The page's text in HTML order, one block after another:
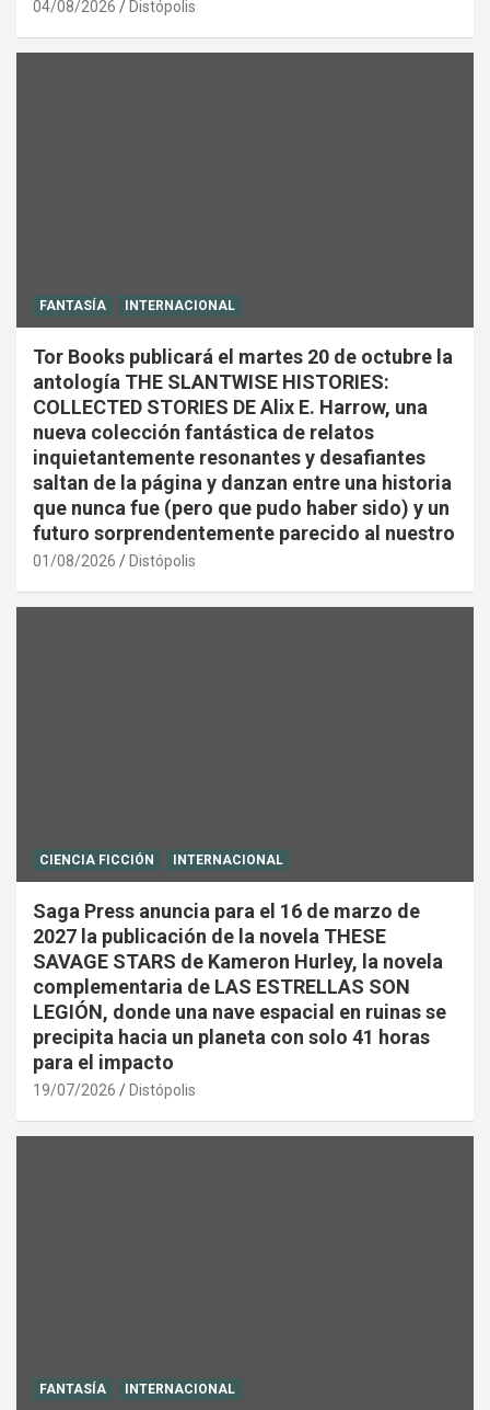
04/08/2026 Distópolis
FANTASÍA INTERNACIONAL
Tor Books publicará el martes 20 de octubre la
antología THE SLANTWISE HISTORIES:
COLLECTED STORIES DE Alix E. Harrow, una
nueva colección fantástica de relatos
inquietantemente resonantes y desafiantes
saltan de la página y danzan entre una historia
que nunca fue (pero que pudo haber sido) y un
futuro sorprendentemente parecido al nuestro
01/08/2026 Distópolis
CIENCIA FICCIÓN INTERNACIONAL
Saga Press anuncia para el 16 de marzo de
2027 la publicación de la novela THESE
SAVAGE STARS de Kameron Hurley, la novela
complementaria de LAS ESTRELLAS SON
LEGIÓN, donde una nave espacial en ruinas se
precipita hacia un planeta con solo 41 horas
para el impacto
19/07/2026 Distópolis
FANTASÍA INTERNACIONAL